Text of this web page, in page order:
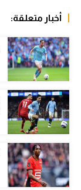
كرة طائرة
الوطن العربي
في المونديال
رياضة نسائية
آسيا
ركن الألعاب
أخبار متعلقة: